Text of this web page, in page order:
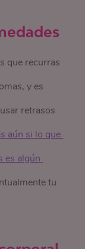
que recurras
y es
retrasos
aún si lo que
es algún
tu